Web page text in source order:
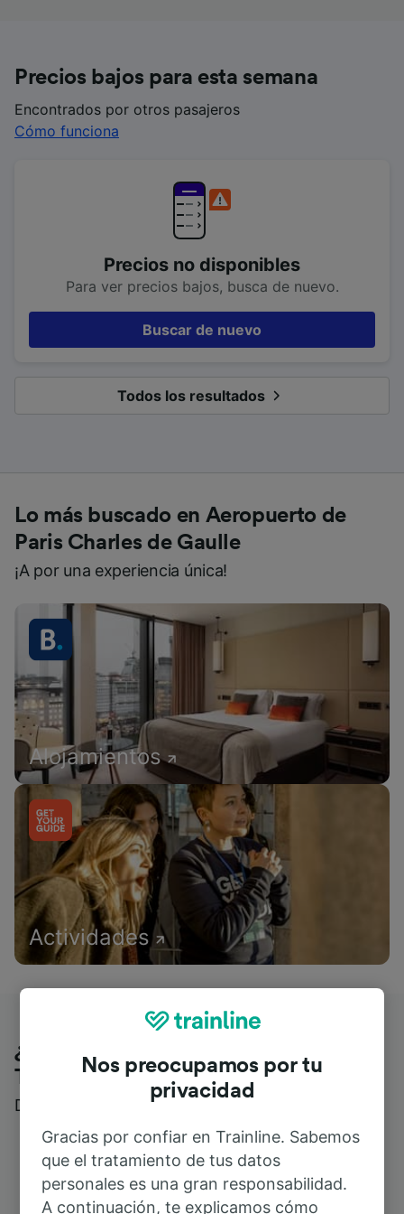
Precios bajos para esta semana
Encontrados por otros pasajeros
Cómo funciona
Precios no disponibles
Para ver precios bajos, busca de nuevo.
Buscar de nuevo
Todos los resultados
Lo más buscado en Aeropuerto de
Paris Charles de Gaulle
¡A por una experiencia única!
Alojamientos
Actividades
¿Qué piensan nuestros clientes de
Trainline?
Descubre reseñas reales de nuestros viajeros
Nos preocupamos por tu
privacidad
Gracias por confiar en Trainline. Sabemos
que el tratamiento de tus datos
personales es una gran responsabilidad.
A continuación, te explicamos cómo